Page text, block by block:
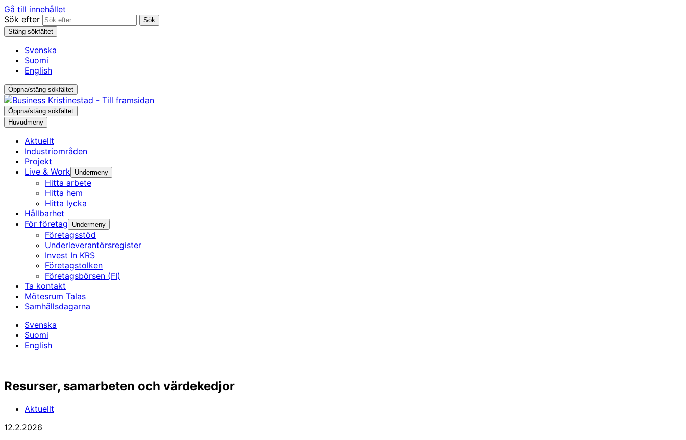
Gå till innehållet
Sök efter
Sök
Stäng sökfältet
Svenska
Suomi
English
Öppna/stäng sökfältet
Öppna/stäng sökfältet
Huvudmeny
Aktuellt
Industri­områden
Projekt
Live & Work Undermeny
Hitta arbete
Hitta hem
Hitta lycka
Hållbarhet
För företag
Undermeny
Företagsstöd
Underleverantörs­register
Invest In KRS
Företagstolken
Företagsbörsen (FI)
Ta kontakt
Mötesrum Talas
Samhällsdagarna
Svenska
Suomi
English
Resurser, samarbeten och värdekedjor
Aktuellt
12.2.2026